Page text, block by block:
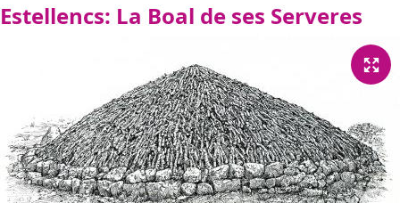
Estellencs: La Boal de ses Serveres